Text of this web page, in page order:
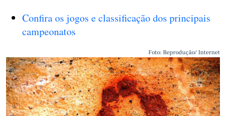
Confira os jogos e classificação dos principais
campeonatos
Foto: Reprodução/ Internet